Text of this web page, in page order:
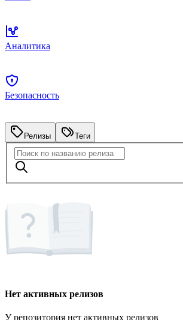
Аналитика
Безопасность
Релизы Теги
Нет активных релизов
У репозитория нет активных релизов